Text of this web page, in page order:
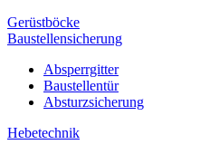
Gerüstböcke
Baustellensicherung
Absperrgitter
Baustellentür
Absturzsicherung
Hebetechnik